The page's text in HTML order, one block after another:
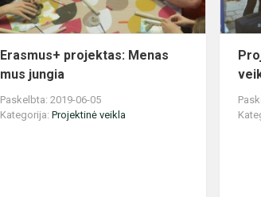
Erasmus+ projektas: Menas
mus jungia
Paskelbta: 2019-06-05
Kategorija:Projektinė veikla